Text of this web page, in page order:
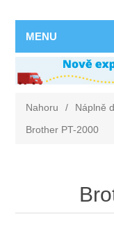
MENU
Nahoru / Náplně
Brother PT-2000